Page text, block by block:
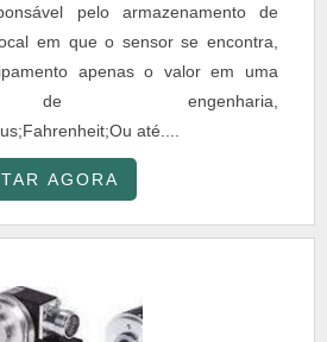
pelo armazenamento de
em que o sensor se encontra,
apenas o valor em uma
engenharia,
até....
AGORA